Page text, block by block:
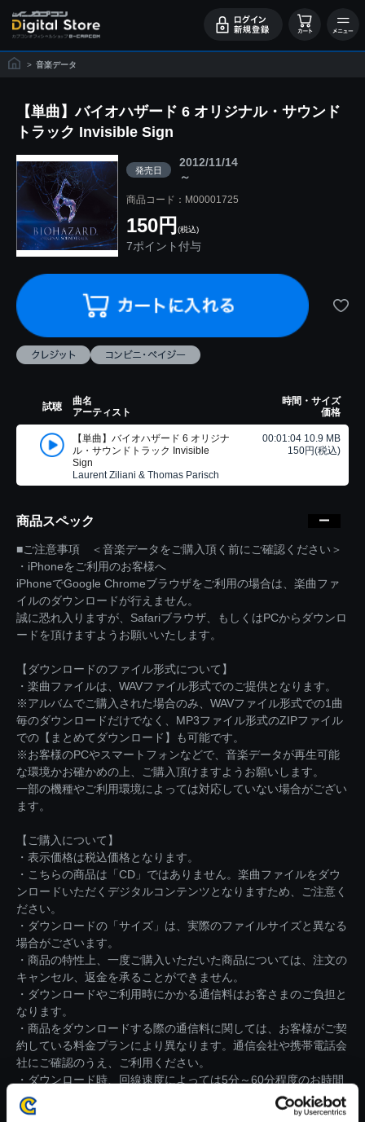
> 音楽データ
【単曲】バイオハザード 6 オリジナル・サウンド
トラック Invisible Sign
発売日
2012/11/14
～
商品コード：M00001725
150円 (税込)
7ポイント付与
試聴
曲名
アーティスト
時間・サイズ
価格
【単曲】バイオハザード 6 オリジナ
ル・サウンドトラック Invisible
Sign
Laurent Ziliani & Thomas Parisch
00:01:04 10.9 MB
150円(税込)
商品スペック
■ご注意事項 ＜音楽データをご購入頂く前にご確認ください＞
・iPhoneをご利用のお客様へ
iPhoneでGoogle Chromeブラウザをご利用の場合は、楽曲ファ
イルのダウンロードが行えません。
誠に恐れ入りますが、Safariブラウザ、もしくはPCからダウンロ
ードを頂けますようお願いいたします。
【ダウンロードのファイル形式について】
・楽曲ファイルは、WAVファイル形式でのご提供となります。
※アルバムでご購入された場合のみ、WAVファイル形式での1曲
毎のダウンロードだけでなく、MP3ファイル形式のZIPファイル
での【まとめてダウンロード】も可能です。
※お客様のPCやスマートフォンなどで、音楽データが再生可能
な環境かお確かめの上、ご購入頂けますようお願いします。
一部の機種やご利用環境によっては対応していない場合がござい
ます。
【ご購入について】
・表示価格は税込価格となります。
・こちらの商品は「CD」ではありません。楽曲ファイルをダウ
ンロードいただくデジタルコンテンツとなりますため、ご注意く
ださい。
・ダウンロードの「サイズ」は、実際のファイルサイズと異なる
場合がございます。
・商品の特性上、一度ご購入いただいた商品については、注文の
キャンセル、返金を承ることができません。
・ダウンロードやご利用時にかかる通信料はお客さまのご負担と
なります。
・商品をダウンロードする際の通信料に関しては、お客様がご契
約している料金プランにより異なります。通信会社や携帯電話会
社にご確認のうえ、ご利用ください。
・ダウンロード時、回線速度によっては5分～60分程度のお時間
がかかる場合がございます。
※ご購入いただいたファイルのダウンロードの際には、通信環境